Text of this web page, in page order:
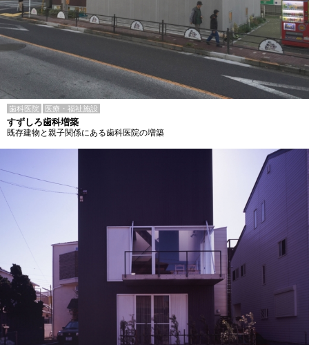
歯科医院 医療・福祉施設
すずしろ歯科増築
既存建物と親子関係にある歯科医院の増築